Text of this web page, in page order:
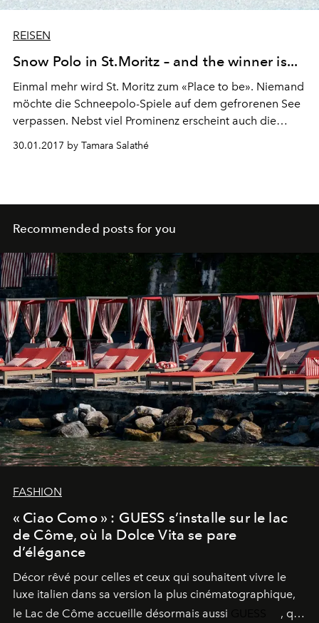
REISEN
Snow Polo in St.Moritz – and the winner is...
Einmal mehr wird St. Moritz zum «Place to be». Niemand
möchte die Schneepolo-Spiele auf dem gefrorenen See
verpassen. Nebst viel Prominenz erscheint auch die
um die Wette.
30.01.2017 by Tamara Salathé
Recommended posts for you
FASHION
« Ciao Como » : GUESS s’installe sur le lac
de Côme, où la Dolce Vita se pare
d’élégance
Décor rêvé pour celles et ceux qui souhaitent vivre le
luxe italien dans sa version la plus cinématographique,
le Lac de Côme accueille désormais aussi
, qui